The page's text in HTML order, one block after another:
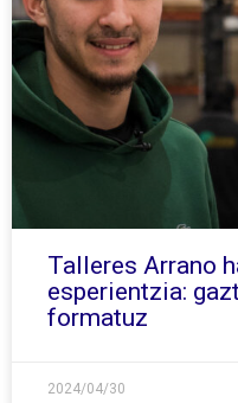
Talleres Arrano
esperientzia:
formatuz
2024/04/30